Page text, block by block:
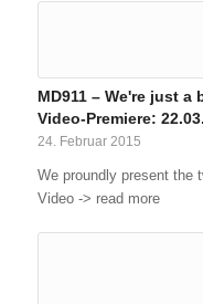
MD911 – We're just a
Video-Premiere:
24. Februar 2015
We proundly present the
Video -> read more